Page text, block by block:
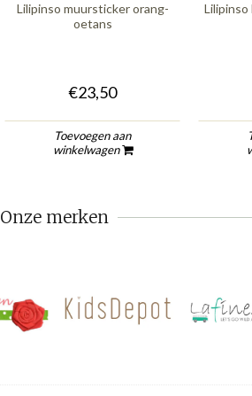
Lilipinso muursticker orang-
oetans
€23,50
Toevoegen aan
winkelwagen
Lilipinso
Onze merken